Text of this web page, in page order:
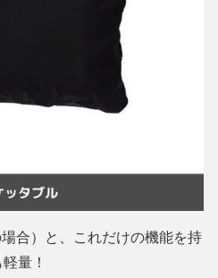
場合）と、これだけの機能を持
量！